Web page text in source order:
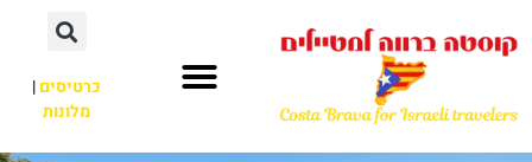
כרטיסים|
מלונות